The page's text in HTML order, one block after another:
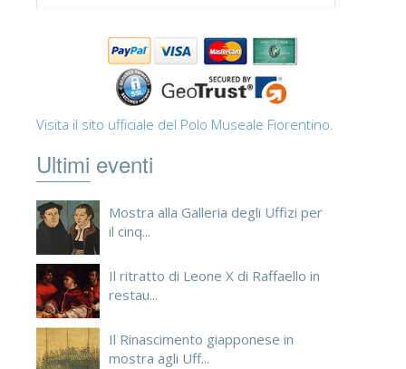
Visita il sito ufficiale del Polo Museale Fiorentino.
Ultimi eventi
Mostra alla Galleria degli Uffizi per
il cinq...
Il ritratto di Leone X di Raffaello in
restau...
Il Rinascimento giapponese in
mostra agli Uff...